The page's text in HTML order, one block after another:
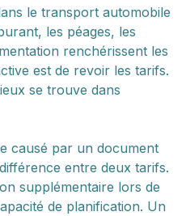
le transport automobile
les péages, les
renchérissent les
est de revoir les tarifs.
se trouve dans
causé par un document
entre deux tarifs.
supplémentaire lors de
de planification. Un